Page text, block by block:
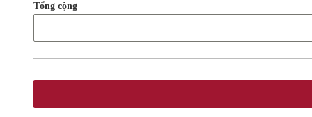
Tổng cộng